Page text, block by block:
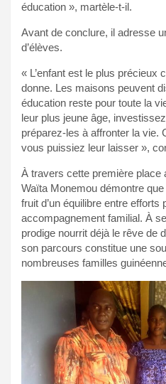
éducation », martèle-t-il.
Avant de conclure, il adresse
d’élèves.
« L’enfant est le plus précieux
donne. Les maisons peuvent
éducation reste pour toute la
leur plus jeune âge,
préparez-les à affronter la vie.
vous puissiez leur laisser »,
À travers cette première place
Waïta Monemou démontre
fruit d’un équilibre entre
accompagnement familial. À
prodige nourrit déjà le rêve de
son parcours constitue une
nombreuses familles